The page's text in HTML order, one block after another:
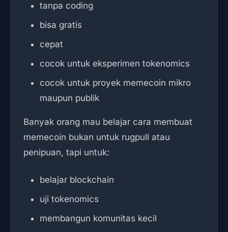
tanpa coding
bisa gratis
cepat
cocok untuk eksperimen tokenomics
cocok untuk proyek memecoin mikro
maupun publik
Banyak orang mau belajar cara membuat
memecoin bukan untuk rugpull atau
penipuan, tapi untuk:
belajar blockchain
uji tokenomics
membangun komunitas kecil